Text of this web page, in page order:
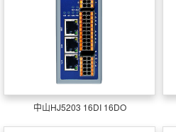
中山HJ5203 16DI 16DO